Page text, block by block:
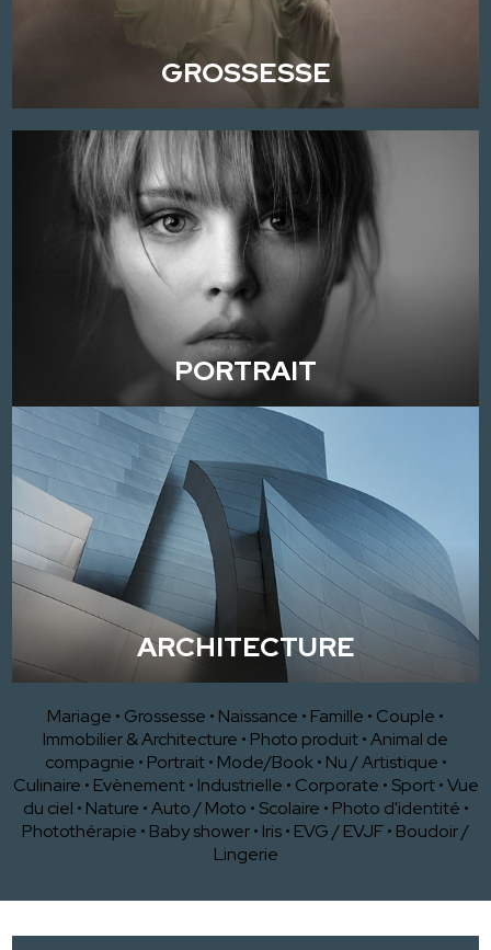
GROSSESSE
PORTRAIT
ARCHITECTURE
Mariage • Grossesse • Naissance • Famille • Couple •
Immobilier & Architecture • Photo produit•Animal de
compagnie • Portrait • Mode/Book • Nu / Artistique •
Culinaire • Evènement • Industrielle • Corporate • Sport •Vue
du ciel • Nature •Auto / Moto • Scolaire • Photo d'identité •
Photothérapie • Baby shower• Iris• EVG / EVJF• Boudoir /
Lingerie